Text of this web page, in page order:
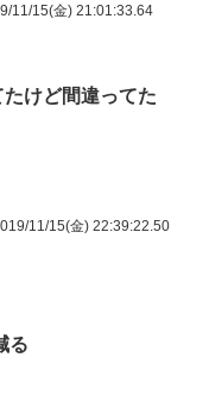
11/15(金) 21:01:33.64
けど間違ってた
11/15(金) 22:39:22.50
る